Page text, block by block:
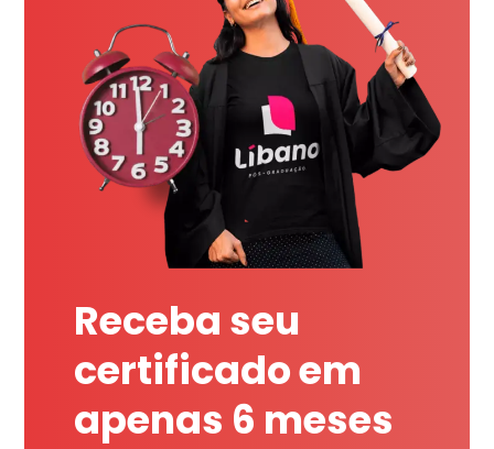
Receba seu
certificado em
apenas 6 meses